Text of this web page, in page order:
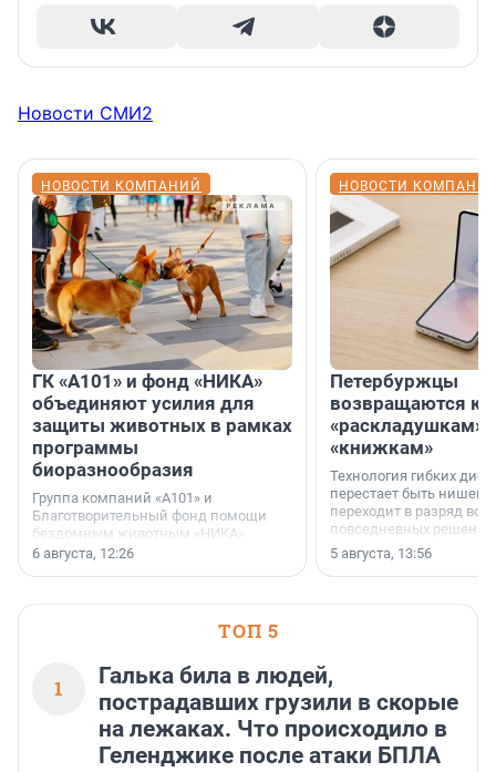
Новости СМИ2
НОВОСТИ КОМПАНИЙ
ГК «А101» и фонд «НИКА»
объединяют усилия для
защиты животных в рамках
программы
биоразнообразия
Группа компаний «А101» и
Благотворительный фонд помощи
бездомным животным «НИКА»
заключили соглашение о
6 августа, 12:26
НОВОСТИ
Петербуржцы
возвращаются к
«раскладушкам»
«книжкам»
Технология гибких
перестает быть
переходит в разряд
повседневных
5 августа, 13:56
ТОП 5
1
Галька била в людей,
пострадавших грузили в скорые
на лежаках. Что происходило в
Геленджике после атаки БПЛА